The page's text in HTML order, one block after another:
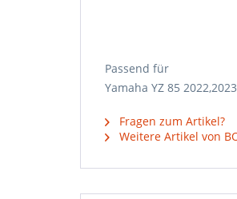
Passend für
Yamaha YZ 85
Fragen zum Artikel?
Weitere Artikel von